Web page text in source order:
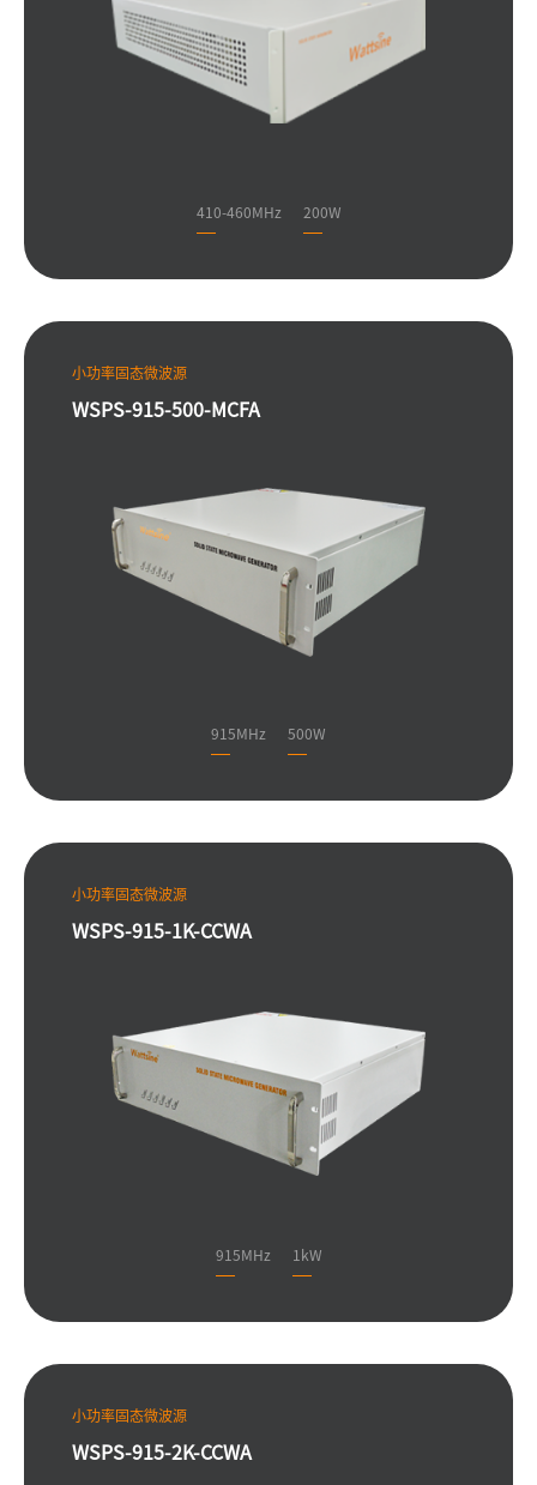
410-460MHz 200W
小功率固态微波源
WSPS-915-500-MCFA
915MHz 500W
小功率固态微波源
WSPS-915-1K-CCWA
915MHz 1kW
小功率固态微波源
WSPS-915-2K-CCWA